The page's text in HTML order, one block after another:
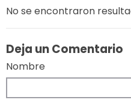
No se encontraron
Deja un Comentario
Nombre